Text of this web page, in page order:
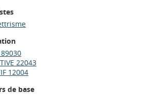
89030
22043
12004
de base